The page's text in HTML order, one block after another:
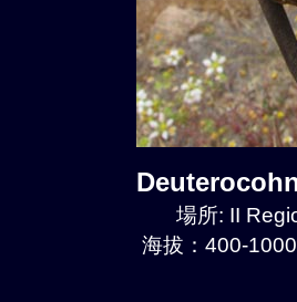
場所: II
海拔：400-